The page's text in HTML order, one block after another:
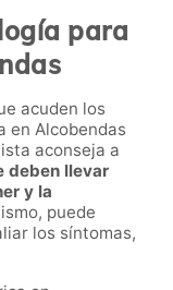
para
acuden los
en Alcobendas
aconseja a
deben llevar
y la
puede
los síntomas,